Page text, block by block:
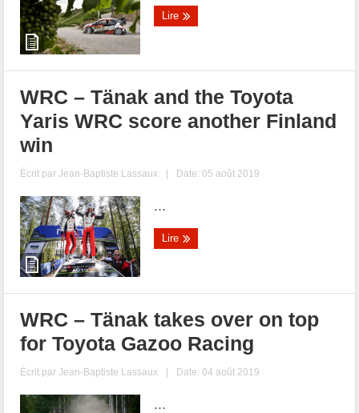
Lire
WRC – Tänak and the Toyota
Yaris WRC score another Finland
win
Écrit parJean-Baptiste Lassaux | Date: 05 août 2019
...
Lire
WRC – Tänak takes over on top
for Toyota Gazoo Racing
Écrit parJean-Baptiste Lassaux | Date: 04 août 2019
...